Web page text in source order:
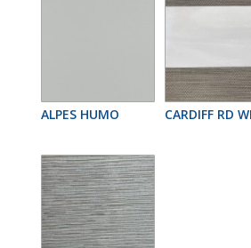
ALPES HUMO CARDIFF RD